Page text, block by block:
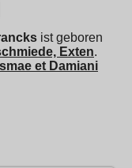
ist geboren
Exten.
et Damiani